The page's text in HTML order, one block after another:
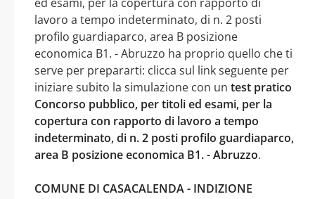
lavoro a tempo indeterminato, di n. 2 posti
profilo guardiaparco, area B posizione
economica B1. - Abruzzo ha proprio quello che ti
serve per prepararti: clicca sul link seguente per
iniziare subito la simulazione con un test pratico
Concorso pubblico, per titoli ed esami, per la
copertura con rapporto di lavoro a tempo
indeterminato, di n. 2 posti profilo guardiaparco,
area B posizione economica B1. - Abruzzo.
COMUNE DI CASACALENDA - INDIZIONE